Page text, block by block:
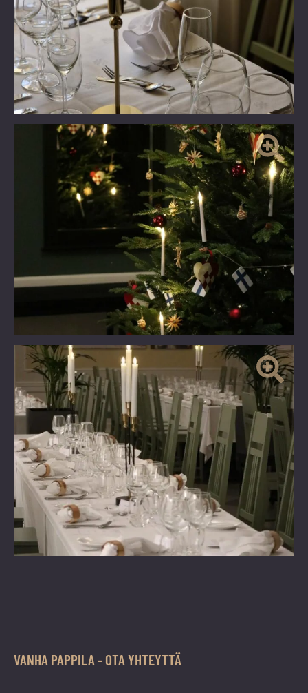
VANHA PAPPILA - OTA YHTEYTTÄ